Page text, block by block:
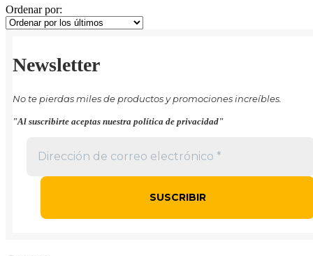
Ordenar por:
Newsletter
No te pierdas miles de productos y promociones increíbles.
"Al suscribirte aceptas nuestra política de privacidad"